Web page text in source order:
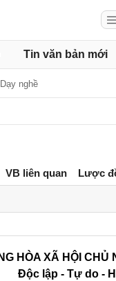
Tin văn bản mới
nghề
VB liên quan Lược
HÒA XÃ HỘI CHỦ
Độc lập - Tự do -